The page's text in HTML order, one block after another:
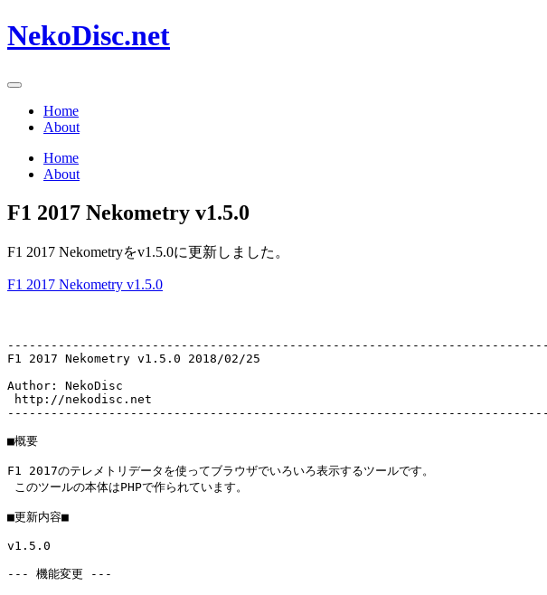
NekoDisc.net
Home
About
Home
About
F1 2017 Nekometry v1.5.0
F1 2017 Nekometryをv1.5.0に更新しました。
F1 2017 Nekometry v1.5.0
F1 2017 Nekometry v1.5.0 2018/02/25
Author: NekoDisc
http://nekodisc.net
■概要
F1 2017のテレメトリデータを使ってブラウザでいろいろ表示するツールです。
このツールの本体はPHPで作られています。
■更新内容■
v1.5.0
--- 機能変更 ---